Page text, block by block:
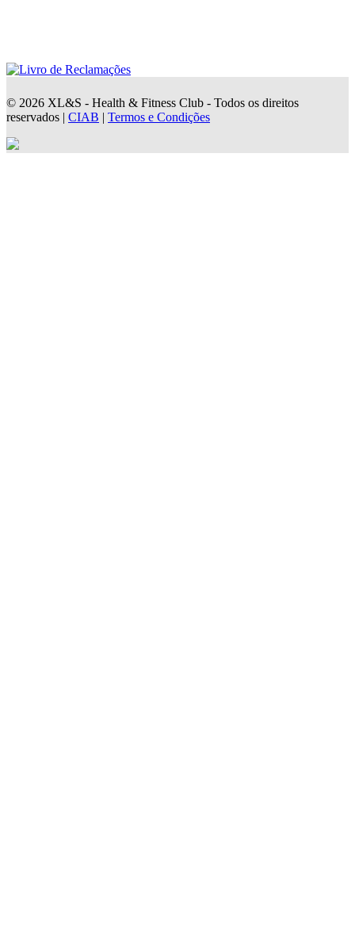
© 2026 XL&S - Health & Fitness Club - Todos os direitos
reservados | CIAB | Termos e Condições